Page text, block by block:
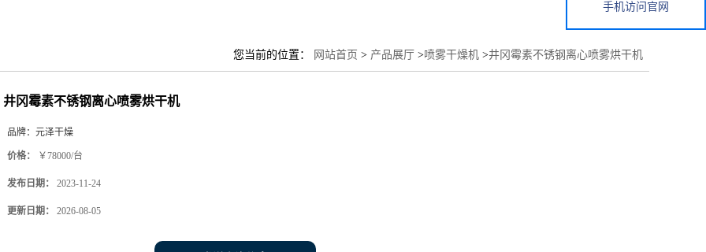
您当前的位置： 网站首页 > 产品展厅 >喷雾干燥机 >井冈霉素不锈钢离心喷雾烘干机
井冈霉素不锈钢离心喷雾烘干机
品牌： 元泽干燥
价格： ￥78000/台
发布日期： 2023-11-24
更新日期： 2026-08-05
手机访问官网